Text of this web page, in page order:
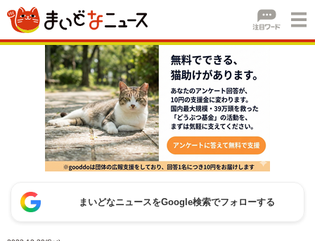
まいどなニュースをGoogle検索でフォローする